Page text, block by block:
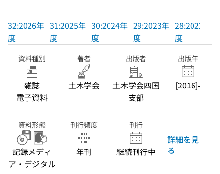
32:2026年
度
31:2025年
度
30:2024年
度
29:2023年
度
28:2022年
度
資料種別
雑誌
電子資料
著者
土木学会
出版者
土木学会四国
支部
出版年
[2016]-
資料形態
記録メディ
ア・デジタル
刊行頻度
年刊
刊行
継続刊行中
詳細を見
る